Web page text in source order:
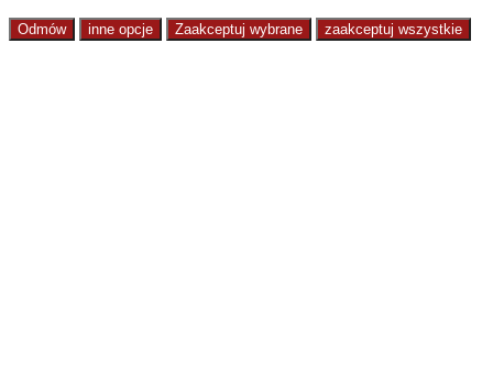
Odmów inne opcje Zaakceptuj wybrane zaakceptuj wszystkie